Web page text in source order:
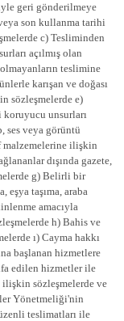
geri gönderilmeye
son kullanma tarihi
c) Tesliminden
açılmış olan
teslimine
karışan ve doğası
sözleşmelerde e)
unsurları
ses veya görüntü
malzemelerine ilişkin
dışında gazete,
g) Belirli bir
eşya taşıma, araba
amacıyla
h) Bahis ve
ı) Cayma hakkı
başlanan hizmetlere
edilen hizmetler ile
sözleşmelerde ve
Yönetmeliği'nin
teslimatları ile